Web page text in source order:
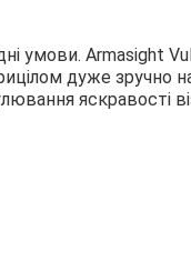
умови. Armasight
дуже зручно
яскравості